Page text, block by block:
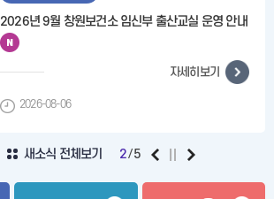
2026년 9월 창원보건소 임신부 출산교실 운영 안내
자세히보기
2026-08-06
새소식 전체보기 2 5